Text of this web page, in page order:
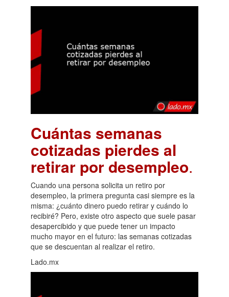
Cuántas semanas
cotizadas pierdes al
retirar por desempleo.
Cuando una persona solicita un retiro por
desempleo, la primera pregunta casi siempre es la
misma: ¿cuánto dinero puedo retirar y cuándo lo
recibiré? Pero, existe otro aspecto que suele pasar
desapercibido y que puede tener un impacto
mucho mayor en el futuro: las semanas cotizadas
que se descuentan al realizar el retiro.
Lado.mx